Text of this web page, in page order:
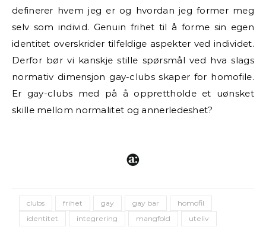
definerer hvem jeg er og hvordan jeg former meg
selv som individ. Genuin frihet til å forme sin egen
identitet overskrider tilfeldige aspekter ved individet.
Derfor bør vi kanskje stille spørsmål ved hva slags
normativ dimensjon gay-clubs skaper for homofile.
Er gay-clubs med på å opprettholde et uønsket
skille mellom normalitet og annerledeshet?
clubs frihet gay gay bar
homofil
identitet
integrering mangfold uteliv